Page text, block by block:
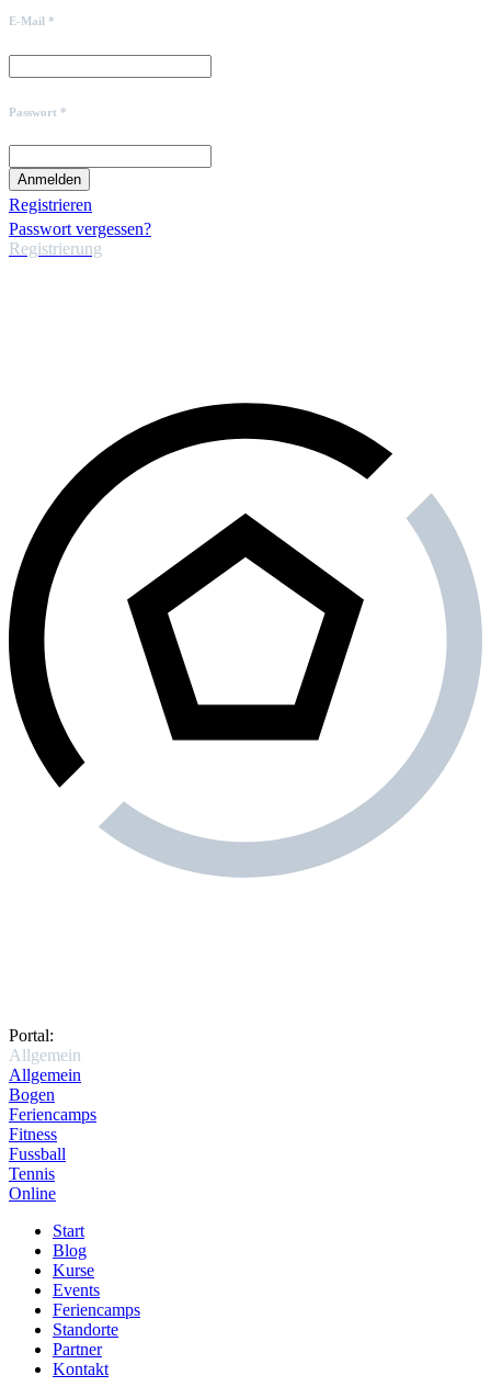
E-Mail *
Passwort *
Registrieren
Passwort vergessen?
Registrierung
Portal:
Allgemein
Allgemein
Bogen
Feriencamps
Fitness
Fussball
Tennis
Online
Start
Blog
Kurse
Events
Feriencamps
Standorte
Partner
Kontakt